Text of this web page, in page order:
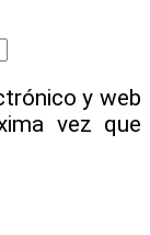
y web
vez que